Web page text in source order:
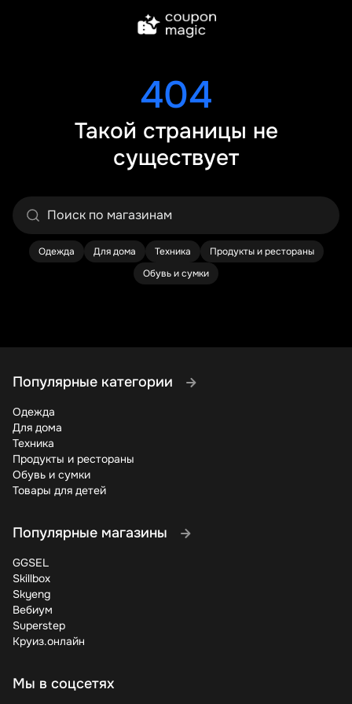
404
Такой страницы не
существует
Одежда Для дома Техника
Продукты и рестораны
Обувь и сумки
Популярные категории
Одежда
Для дома
Техника
Продукты и рестораны
Обувь и сумки
Товары для детей
Популярные магазины
GGSEL
Skillbox
Skyeng
Вебиум
Superstep
Круиз.онлайн
Мы в соцсетях